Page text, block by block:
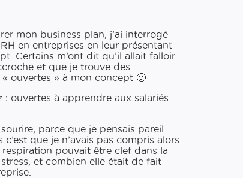
mon business plan, j’ai interrogé
en entreprises en leur présentant
Certains m’ont dit qu’il allait falloir
et que je trouve des
« ouvertes » à mon concept 🙂
: ouvertes à apprendre aux salariés
sourire, parce que je pensais pareil
c’est que je n’avais pas compris alors
pouvait être clef dans la
et combien elle était de fait